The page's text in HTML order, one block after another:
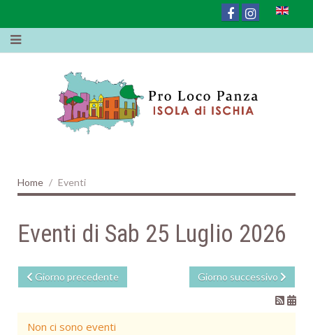
Home Eventi
Eventi di Sab 25 Luglio 2026
Giorno precedente Giorno successivo
Non ci sono eventi